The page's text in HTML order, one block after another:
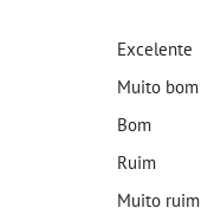
Excelente
Muito bom
Bom
Ruim
Muito ruim